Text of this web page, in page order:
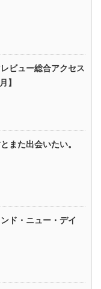
ビュー総合アクセス
】
また出会いたい。
ド・ニュー・デイ